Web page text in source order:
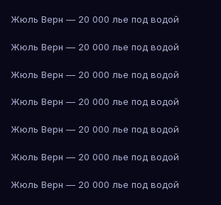
Жюль Верн — 20 000 лье под водой
Жюль Верн — 20 000 лье под водой
Жюль Верн — 20 000 лье под водой
Жюль Верн — 20 000 лье под водой
Жюль Верн — 20 000 лье под водой
Жюль Верн — 20 000 лье под водой
Жюль Верн — 20 000 лье под водой